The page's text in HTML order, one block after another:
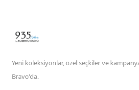
Yeni koleksiyonlar, özel seçkiler ve
Bravo'da.